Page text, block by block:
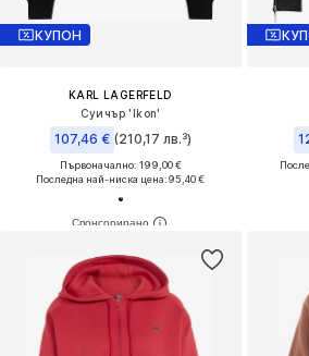
КУПОН
KARL LAGERFELD
Суичър 'Ikon'
107,46 € (210,17 лв.³)
Първоначално: 199,00 €
Последна най-ниска цена:95,40 €